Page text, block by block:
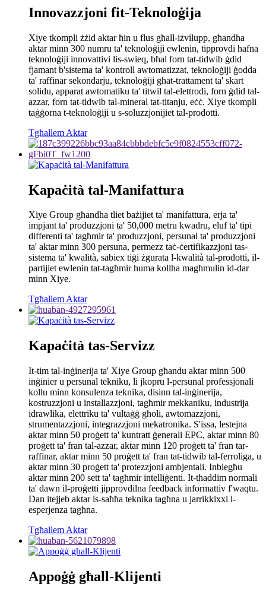
Innovazzjoni fit-Teknoloġija
Xiye tkompli żżid aktar ħin u flus għall-iżvilupp, għandha
aktar minn 300 numru ta' teknoloġiji ewlenin, tipprovdi ħafna
teknoloġiji innovattivi lis-swieq, bħal forn tat-tidwib ġdid
fjamant b'sistema ta' kontroll awtomatizzat, teknoloġiji ġodda
ta' raffinar sekondarju, teknoloġiji għat-trattament ta' skart
solidu, apparat awtomatiku ta' titwil tal-elettrodi, forn ġdid tal-
azzar, forn tat-tidwib tal-mineral tat-titanju, eċċ. Xiye tkompli
taġġorna t-teknoloġiji u s-soluzzjonijiet tal-prodotti.
Tgħallem Aktar
Kapaċità tal-Manifattura
Xiye Group għandha tliet bażijiet ta' manifattura, erja ta'
impjant ta' produzzjoni ta' 50,000 metru kwadru, eluf ta' tipi
differenti ta' tagħmir ta' produzzjoni, persunal ta' produzzjoni
ta' aktar minn 300 persuna, permezz taċ-ċertifikazzjoni tas-
sistema ta' kwalità, sabiex tiġi żgurata l-kwalità tal-prodotti, il-
partijiet ewlenin tat-tagħmir huma kollha magħmulin id-dar
minn Xiye.
Tgħallem Aktar
Kapaċità tas-Servizz
It-tim tal-inġinerija ta' Xiye Group għandu aktar minn 500
inġinier u persunal tekniku, li jkopru l-persunal professjonali
kollu minn konsulenza teknika, disinn tal-inġinerija,
kostruzzjoni u installazzjoni, tagħmir mekkaniku, industrija
idrawlika, elettriku ta' vultaġġ għoli, awtomazzjoni,
strumentazzjoni, integrazzjoni mekatronika. S'issa, lestejna
aktar minn 50 proġett ta' kuntratt ġenerali EPC, aktar minn 80
proġett ta' fran tal-azzar, aktar minn 120 proġett ta' fran tar-
raffinar, aktar minn 50 proġett ta' fran tat-tidwib tal-ferroliga, u
aktar minn 30 proġett ta' protezzjoni ambjentali. Inbiegħu
aktar minn 200 sett ta' tagħmir intelliġenti. It-tħaddim normali
ta' dawn il-proġetti jipprovdilna feedback informattiv f'waqtu.
Dan itejjeb aktar is-saħħa teknika tagħna u jarrikkixxi l-
esperjenza tagħna.
Tgħallem Aktar
Appoġġ għall-Klijenti